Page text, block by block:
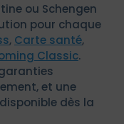
ou Schengen
pour chaque
, Carte santé,
Classic.
et une
dès la